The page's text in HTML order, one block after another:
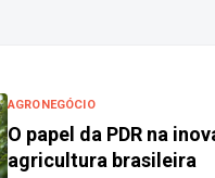
AGRONEGÓCIO
O papel da PDR na
agricultura brasileira